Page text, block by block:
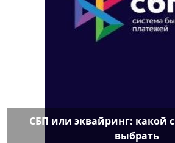
СБП или эквайринг: какой
выбрать